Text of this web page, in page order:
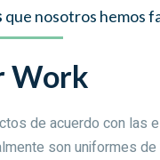
que nosotros hemos
Work
de acuerdo con las
son uniformes de